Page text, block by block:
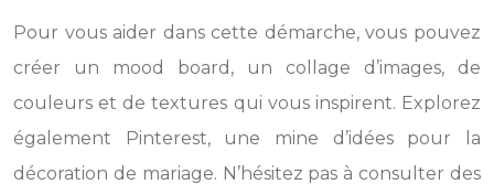
Pour vous aider dans cette démarche, vous pouvez
créer un mood board, un collage d’images, de
couleurs et de textures qui vous inspirent. Explorez
également Pinterest, une mine d’idées pour la
décoration de mariage. N’hésitez pas à consulter des